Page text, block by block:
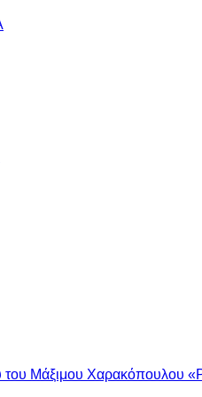
του Μάξιμου Χαρακόπουλου